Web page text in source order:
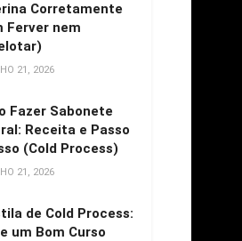
Corretamente
Ferver nem
21, 2026
Fazer Sabonete
Receita e Passo
(Cold Process)
21, 2026
de Cold Process:
um Bom Curso